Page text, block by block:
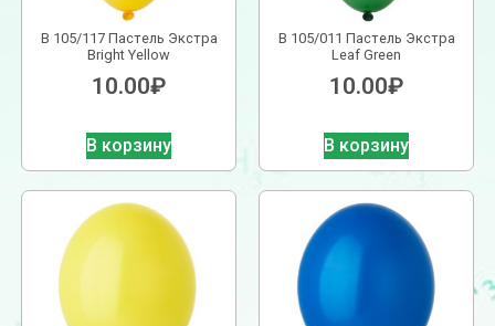
В 105/117 Пастель Экстра
Bright Yellow
10.00₽
В корзину
В 105/011 Пастель Экстра
Leaf Green
10.00₽
В корзину